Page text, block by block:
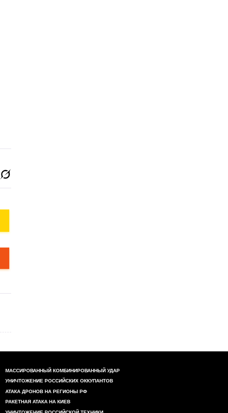
МАССИРОВАННЫЙ КОМБИНИРОВАННЫЙ УДАР
УНИЧТОЖЕНИЕ РОССИЙСКИХ ОККУПАНТОВ
АТАКА ДРОНОВ НА РЕГИОНЫ РФ
РАКЕТНАЯ АТАКА НА КИЕВ